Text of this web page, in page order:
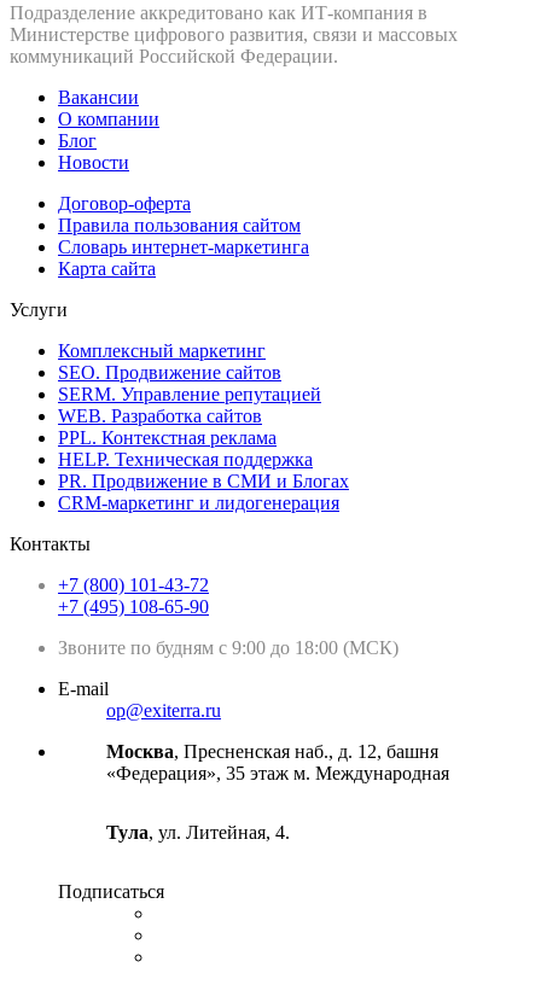
Подразделение аккредитовано как ИТ‑компания в
Министерстве цифрового развития, связи и массовых
коммуникаций Российской Федерации.
Вакансии
О компании
Блог
Новости
Договор-оферта
Правила пользования сайтом
Словарь интернет-маркетинга
Карта сайта
Услуги
Комплексный маркетинг
SEO. Продвижение сайтов
SERM. Управление репутацией
WEB. Разработка сайтов
PPL. Контекстная реклама
HELP. Техническая поддержка
PR. Продвижение в СМИ и Блогах
CRM-маркетинг и лидогенерация
Контакты
+7 (800) 101-43-72
+7 (495) 108-65-90
Звоните по будням с 9:00 до 18:00 (МСК)
E-mail
op@exiterra.ru
Москва, Пресненская наб., д. 12, башня
«Федерация», 35 этаж м. Международная
Тула, ул. Литейная, 4.
Подписаться